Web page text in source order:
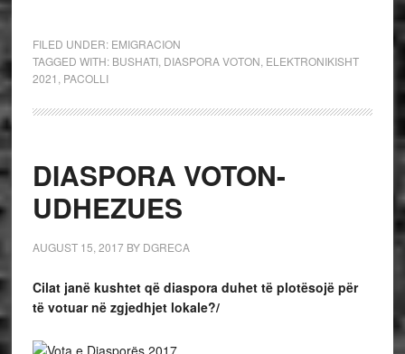
FILED UNDER: EMIGRACION
TAGGED WITH: BUSHATI, DIASPORA VOTON ELEKTRONIKISHT
2021 PACOLLI
DIASPORA VOTON-
UDHEZUES
AUGUST 15, 2017BY DGRECA
Cilat janë kushtet që diaspora duhet të plotësojë për
të votuar në zgjedhjet lokale?/